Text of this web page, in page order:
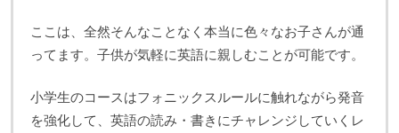
ここは、全然そんなことなく本当に色々なお子さんが通
ってます。子供が気軽に英語に親しむことが可能です。
小学生のコースはフォニックスルールに触れながら発音
を強化して、英語の読み・書きにチャレンジしていくレ